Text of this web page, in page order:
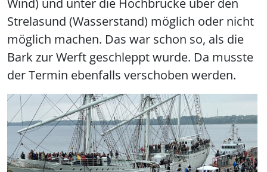
Wind) und unter die Hochbrücke über den
Strelasund (Wasserstand) möglich oder nicht
möglich machen. Das war schon so, als die
Bark zur Werft geschleppt wurde. Da musste
der Termin ebenfalls verschoben werden.